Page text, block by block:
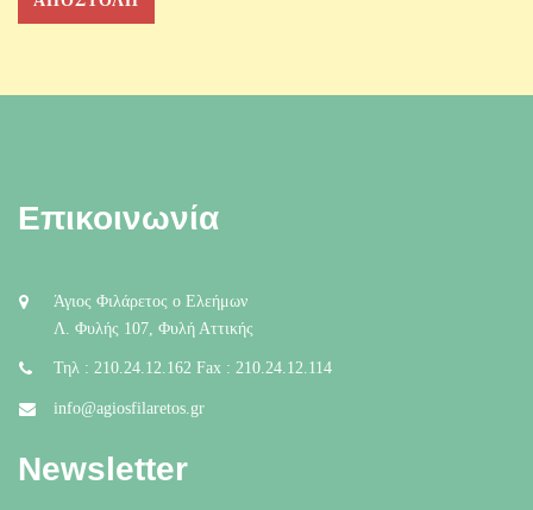
Επικοινωνία
Άγιος Φιλάρετος ο Ελεήμων
Λ. Φυλής 107, Φυλή Αττικής
Τηλ : 210.24.12.162 Fax : 210.24.12.114
info@agiosfilaretos.gr
Newsletter